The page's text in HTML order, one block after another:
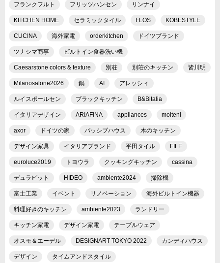
フランクフルト フリッツハンセン リンナイ
KITCHEN HOME セラミックタイル FLOS KOBESTYLE
CUCINA 海外家電 orderkitchen ドイツブランド
ツナシマ商事 ビルトイン食器洗い機
Caesarstone colors & texture 別荘 別荘のキッチン 皆川明
Milanosalone2026 鍋 AI アレッシィ
ルイスポールセン ブラックキッチン B&Bitalia
イタリアデザイン ARIAFINA appliances molteni
axor ドイツの家 パッシブハウス 木のキッチン
デザイン家具 イタリアブランド 平田タイル FILE
euroluce2019 トヨウラ クッキングキッチン cassina
デュラビット HIDEO ambiente2024 掃除機
富士工業 イベント リノベーション 海外ビルトイン機器
料理好きのキッチン ambiente2023 ランドリー
キッチン家電 デザイン家電 テーブルウェア
オスモ＆エーデル DESIGNART TOKYO 2022 カンディハウス
デザイン タイムアンドスタイル